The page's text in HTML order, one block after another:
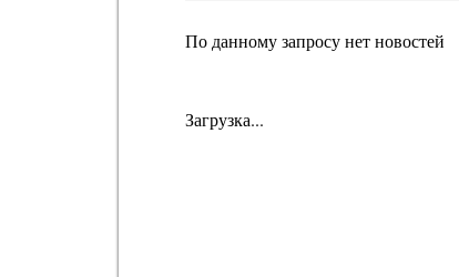
По данному запросу нет новостей
Загрузка...